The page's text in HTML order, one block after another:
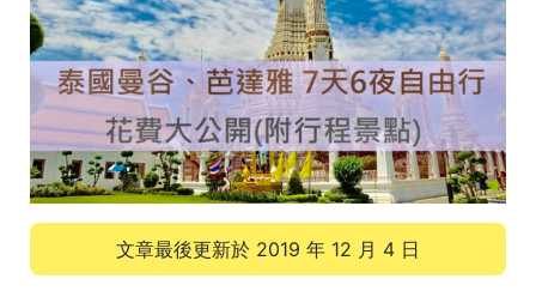
文章最後更新於 2019 年 12 月 4 日